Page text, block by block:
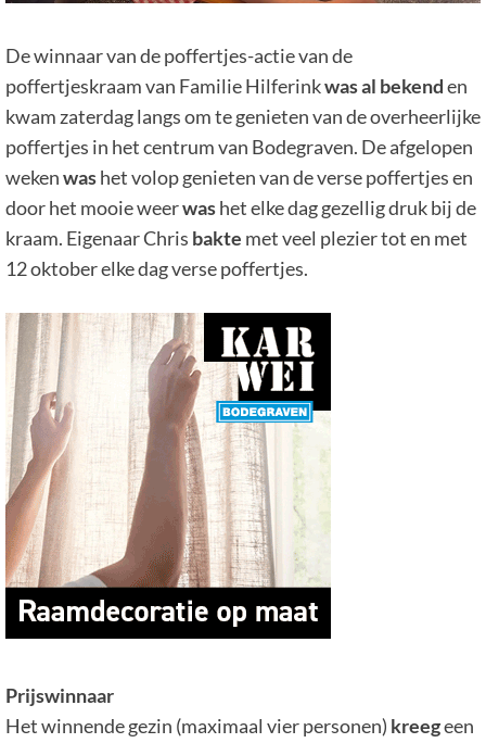
De winnaar van de poffertjes-actie van de
poffertjeskraam van Familie Hilferinkwas al bekenden
kwam zaterdag langs om te genieten van de overheerlijke
poffertjes in het centrum van Bodegraven. De afgelopen
wekenwashet volop genieten van de verse poffertjes en
door het mooie weerwashet elke dag gezellig druk bij de
kraam. Eigenaar Chris bakte met veel plezier tot en met
12 oktober elke dag verse poffertjes.
Prijswinnaar
Het winnende gezin (maximaal vier personen) kreegeen